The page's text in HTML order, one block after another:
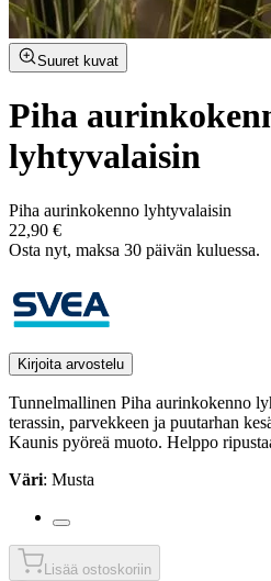
Suuret kuvat
Piha
lyhtyvalaisin
Piha aurinkokenno lyhtyvalaisin
22,90 €
Osta nyt, ­maksa 30 päivän kuluessa.
Kirjoita arvostelu
Tunnelmallinen Piha aurinkokenno
terassin, parvekkeen ja puutarhan
Kaunis pyöreä muoto. Helppo
Väri: Musta
Lisää ostoskoriin